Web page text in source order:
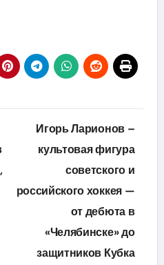
Игорь Ларионов –
культовая фигура
советского и
российского хоккея —
от дебюта в
«Челябинске» до
защитников Кубка